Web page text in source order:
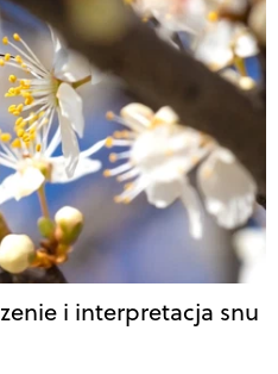
i interpretacja snu